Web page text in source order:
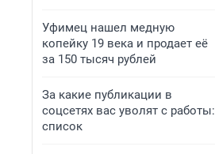
Уфимец нашел медную
копейку 19 века и продает её
за 150 тысяч рублей
За какие публикации в
соцсетях вас уволят с работы:
список